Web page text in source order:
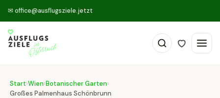
✉ office@ausflugsziele.jetzt
Start›Wien›Botanischer Garten›
Großes Palmenhaus Schönbrunn